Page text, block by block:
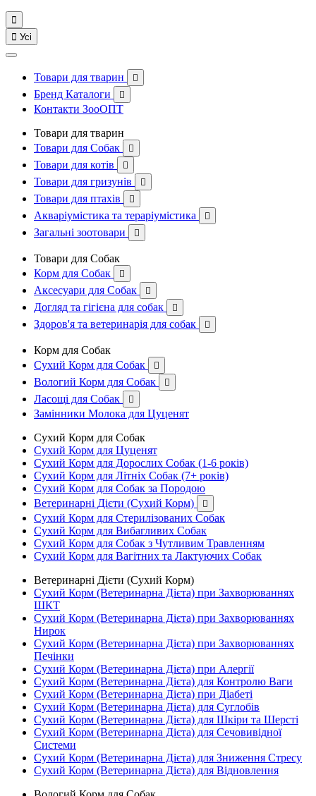

 Усі
Товари для тварин 
Бренд Каталоги 
Контакти ЗооОПТ
Товари для тварин
Товари для Собак

Товари для котів 
Товари для гризунів 
Товари для птахів 
Акваріумістика та тераріумістика 
Загальні зоотовари 
Товари для Собак
Корм для Собак

Аксесуари для Собак 
Догляд та гігієна для собак 
Здоров'я та ветеринарія для собак 
Корм для Собак
Сухий Корм для Собак

Вологий Корм для Собак 
Ласощі для Собак 
Замінники Молока для Цуценят
Сухий Корм для Собак
Сухий Корм для Цуценят
Сухий Корм для Дорослих Собак (1-6 років)
Сухий Корм для Літніх Собак (7+ років)
Сухий Корм для Собак за Породою
Ветеринарні Дієти (Сухий Корм)

Сухий Корм для Стерилізованих Собак
Сухий Корм для Вибагливих Собак
Сухий Корм для Собак з Чутливим Травленням
Сухий Корм для Вагітних та Лактуючих Собак
Ветеринарні Дієти (Сухий Корм)
Сухий Корм (Ветеринарна Дієта) при Захворюваннях
ШКТ
Сухий Корм (Ветеринарна Дієта) при Захворюваннях
Нирок
Сухий Корм (Ветеринарна Дієта) при Захворюваннях
Печінки
Сухий Корм (Ветеринарна Дієта) при Алергії
Сухий Корм (Ветеринарна Дієта) для Контролю Ваги
Сухий Корм (Ветеринарна Дієта) при Діабеті
Сухий Корм (Ветеринарна Дієта) для Суглобів
Сухий Корм (Ветеринарна Дієта) для Шкіри та Шерсті
Сухий Корм (Ветеринарна Дієта) для Сечовивідної
Системи
Сухий Корм (Ветеринарна Дієта) для Зниження Стресу
Сухий Корм (Ветеринарна Дієта) для Відновлення